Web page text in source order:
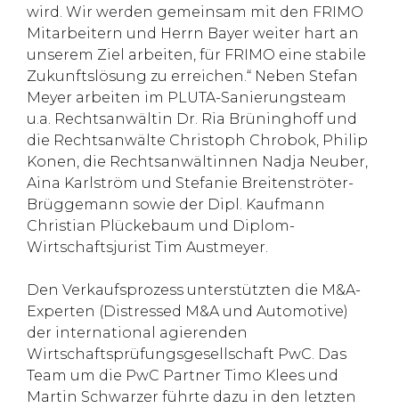
wird. Wir werden gemeinsam mit den FRIMO
Mitarbeitern und Herrn Bayer weiter hart an
unserem Ziel arbeiten, für FRIMO eine stabile
Zukunftslösung zu erreichen.“ Neben Stefan
Meyer arbeiten im PLUTA-Sanierungsteam
u.a. Rechtsanwältin Dr. Ria Brüninghoff und
die Rechtsanwälte Christoph Chrobok, Philip
Konen, die Rechtsanwältinnen Nadja Neuber,
Aina Karlström und Stefanie Breitenströter-
Brüggemann sowie der Dipl. Kaufmann
Christian Plückebaum und Diplom-
Wirtschaftsjurist Tim Austmeyer.
Den Verkaufsprozess unterstützten die M&A-
Experten (Distressed M&A und Automotive)
der international agierenden
Wirtschaftsprüfungsgesellschaft PwC. Das
Team um die PwC Partner Timo Klees und
Martin Schwarzer führte dazu in den letzten